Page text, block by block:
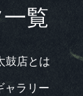
覧
鼓店とは
ャラリー